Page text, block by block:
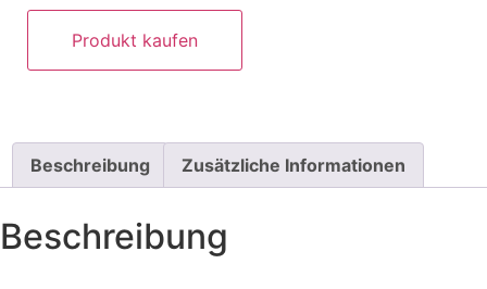
Produkt kaufen
Beschreibung Zusätzliche Informationen
Beschreibung